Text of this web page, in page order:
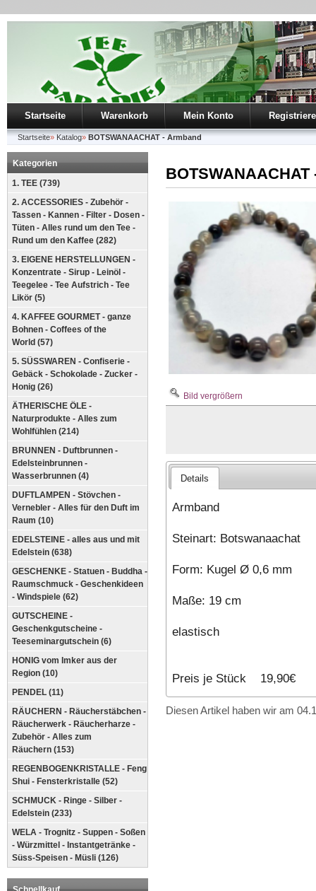
Startseite Warenkorb Mein Konto
Startseite» Katalog» BOTSWANAACHAT - Armband
Kategorien
1. TEE (739)
2. ACCESSORIES - Zubehör -
Tassen - Kannen - Filter - Dosen -
Tüten - Alles rund um den Tee -
Rund um den Kaffee (282)
3. EIGENE HERSTELLUNGEN -
Konzentrate - Sirup - Leinöl -
Teegelee - Tee Aufstrich - Tee
Likör (5)
4. KAFFEE GOURMET - ganze
Bohnen - Coffees of the
World (57)
5. SÜSSWAREN - Confiserie -
Gebäck - Schokolade - Zucker -
Honig (26)
ÄTHERISCHE ÖLE -
Naturprodukte - Alles zum
Wohlfühlen (214)
BRUNNEN - Duftbrunnen -
Edelsteinbrunnen -
Wasserbrunnen (4)
DUFTLAMPEN - Stövchen -
Vernebler - Alles für den Duft im
Raum (10)
EDELSTEINE - alles aus und mit
Edelstein (638)
GESCHENKE - Statuen - Buddha -
Raumschmuck - Geschenkideen
- Windspiele (62)
GUTSCHEINE -
Geschenkgutscheine -
Teeseminargutschein (6)
HONIG vom Imker aus der
Region (10)
PENDEL (11)
RÄUCHERN - Räucherstäbchen -
Räucherwerk - Räucherharze -
Zubehör - Alles zum
Räuchern (153)
REGENBOGENKRISTALLE - Feng
Shui - Fensterkristalle (52)
SCHMUCK - Ringe - Silber -
Edelstein (233)
WELA - Trognitz - Suppen - Soßen
- Würzmittel - Instantgetränke -
Süss-Speisen - Müsli (126)
Bild vergrößern
Details
Armband
Steinart: Botswanaachat
Form: Kugel Ø 0,6 mm
Maße: 19 cm
elastisch
Preis je Stück 19,90€
Diesen Artikel haben wir am